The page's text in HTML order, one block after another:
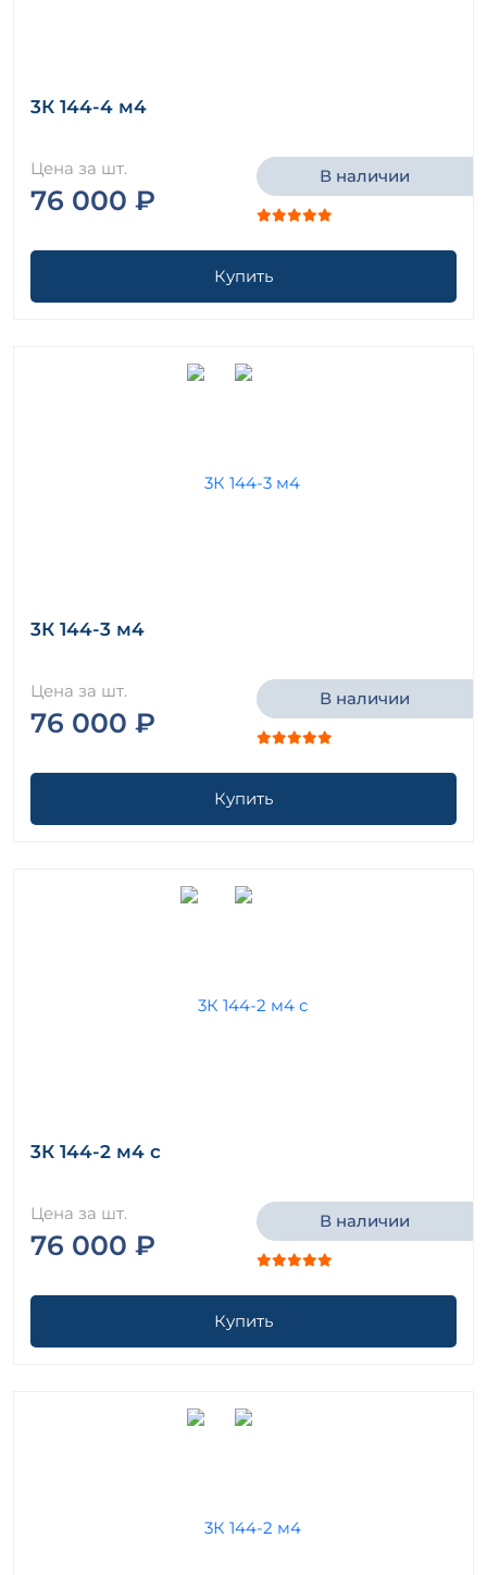
3К 144-4 м4
Цена за шт.
76 000 ₽
В наличии
Купить
3К 144-3 м4
Цена за шт.
76 000 ₽
В наличии
Купить
3К 144-2 м4 с
Цена за шт.
76 000 ₽
В наличии
Купить